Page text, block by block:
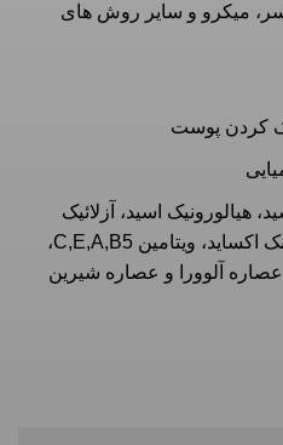
میکرو و سایر روش های
کردن پوست
هیالورونیک اسید، آزلائیک
اسید، چیتوسان، شی باتر، زینک اکساید، ویتامین C,E,A,B5،
عصاره آلوورا و عصاره شیرین